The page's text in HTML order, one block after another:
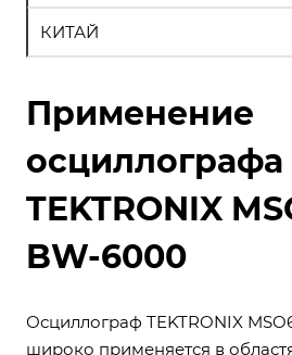
КИТАЙ
Применение
осциллографа
TEKTRONIX
BW-6000
Осциллограф TEKTRONIX
широко применяется в